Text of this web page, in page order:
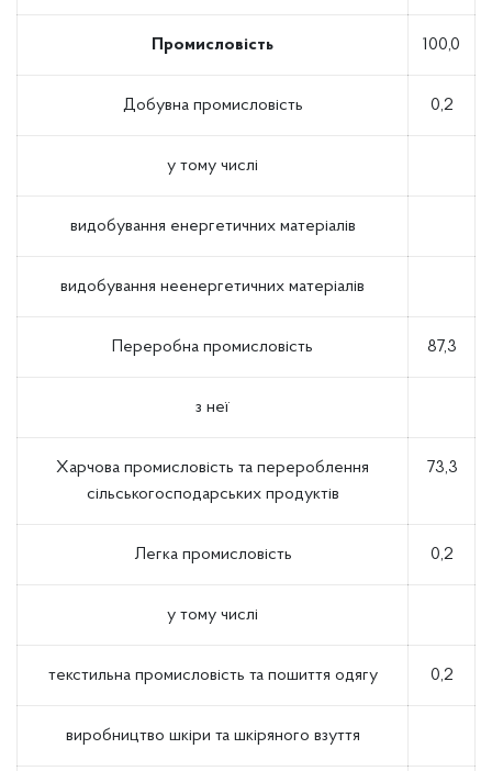
Промисловість 100,0
Добувна промисловість 0,2
у тому числі
видобування енергетичних матеріалів
видобування неенергетичних матеріалів
Переробна промисловість 87,3
з неї
Харчова промисловість та перероблення
сільськогосподарських продуктів
73,3
Легка промисловість 0,2
у тому числі
текстильна промисловість та пошиття одягу 0,2
виробництво шкіри та шкіряного взуття